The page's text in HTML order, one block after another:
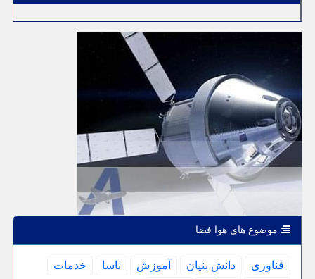
موضوع های هوا فضا
فناوری دانش بنیان آموزش ناسا
خدمات